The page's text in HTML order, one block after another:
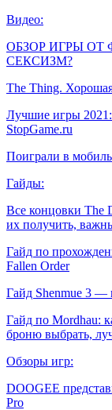
Видео:
ОБЗОР ИГРЫ ОТ
СЕКСИЗМ?
The Thing.
Лучшие игры 2021:
StopGame.ru
Поиграли в
Гайды:
Все концовки The
их получить,
Гайд по
Fallen Order
Гайд Shenmue 3 —
Гайд по Mordhau:
броню выбрать,
Обзоры игр:
DOOGEE
Pro